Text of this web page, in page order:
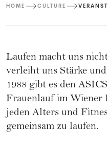
HOME CULTURE
Laufen macht uns
verleiht uns Stärke
1988 gibt es den
Frauenlauf im Wiener
jeden Alters und
gemeinsam zu laufen.